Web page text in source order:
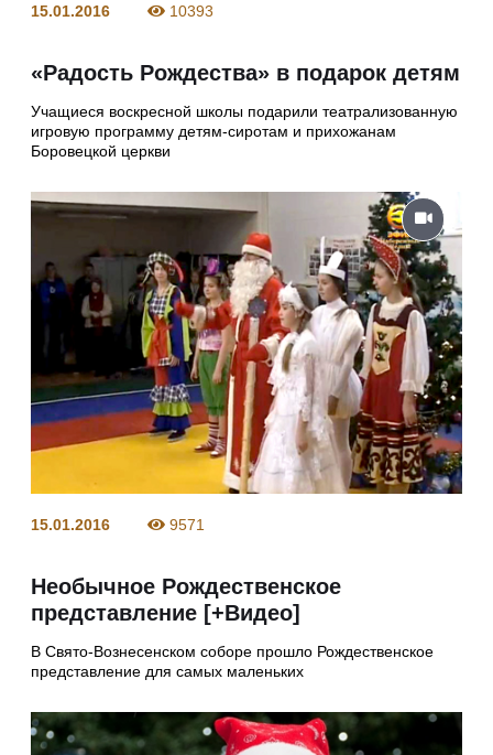
15.01.2016 10393
«Радость Рождества» в подарок детям
Учащиеся воскресной школы подарили театрализованную
игровую программу детям-сиротам и прихожанам
Боровецкой церкви
15.01.2016 9571
Необычное Рождественское
представление [+Видео]
В Свято-Вознесенском соборе прошло Рождественское
представление для самых маленьких